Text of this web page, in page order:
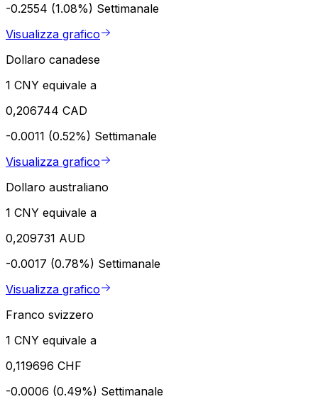
-0.2554 (1.08%) Settimanale
Visualizza grafico
Dollaro canadese
1 CNY equivale a
0,206744 CAD
-0.0011 (0.52%) Settimanale
Visualizza grafico
Dollaro australiano
1 CNY equivale a
0,209731 AUD
-0.0017 (0.78%) Settimanale
Visualizza grafico
Franco svizzero
1 CNY equivale a
0,119696 CHF
-0.0006 (0.49%) Settimanale